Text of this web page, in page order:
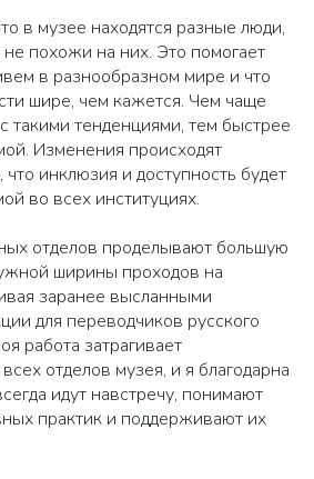
в музее находятся разные люди,
похожи на них. Это помогает
в разнообразном мире и что
шире, чем кажется. Чем чаще
такими тенденциями, тем быстрее
Изменения происходят
инклюзия и доступность будет
во всех институциях.
отделов проделывают большую
ширины проходов на
заранее высланными
для переводчиков русского
работа затрагивает
отделов музея, и я благодарна
идут навстречу, понимают
практик и поддерживают их